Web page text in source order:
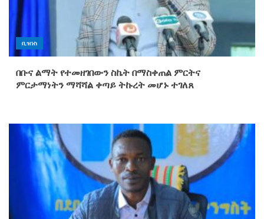
ቢዝነስ
በቡና ልማት የተመዘገበውን ስኬት በማስቀጠል ምርትና
ምርታማነትን ማሻሻል ቀጣይ ትኩረት መሆኑ ተገለጸ